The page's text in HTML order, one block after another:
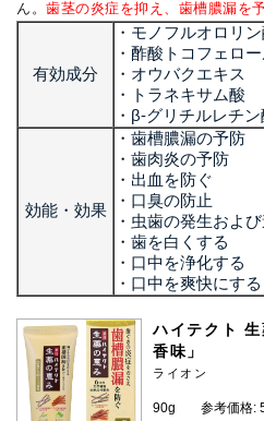
ん。歯茎の炎症を抑え、歯槽膿漏を
有効成分
・モノフルオロリ
・酢酸トコフェロ
・オウバクエキス
・トラネキサム酸
・β-グリチルレチン
効能・効果
・歯槽膿漏の予防
・歯肉炎の予防
・出血を防ぐ
・口臭の防止
・虫歯の発生およ
・歯を白くする
・口中を浄化する
・口中を爽快にする
ハイテクト
香味」
ライオン
90g
参考価格: